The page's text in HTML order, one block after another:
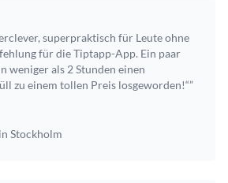
superpraktisch für Leute ohne
für die Tiptapp-App. Ein paar
weniger als 2 Stunden einen
zu einem tollen Preis losgeworden!“”
Stockholm